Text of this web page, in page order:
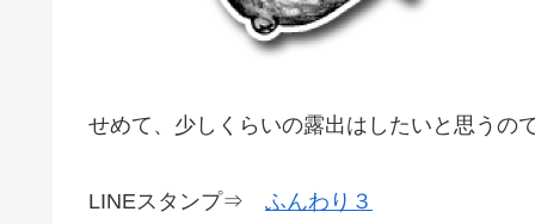
せめて、少しくらいの露出はしたいと思うの
LINEスタンプ⇒ ふんわり３